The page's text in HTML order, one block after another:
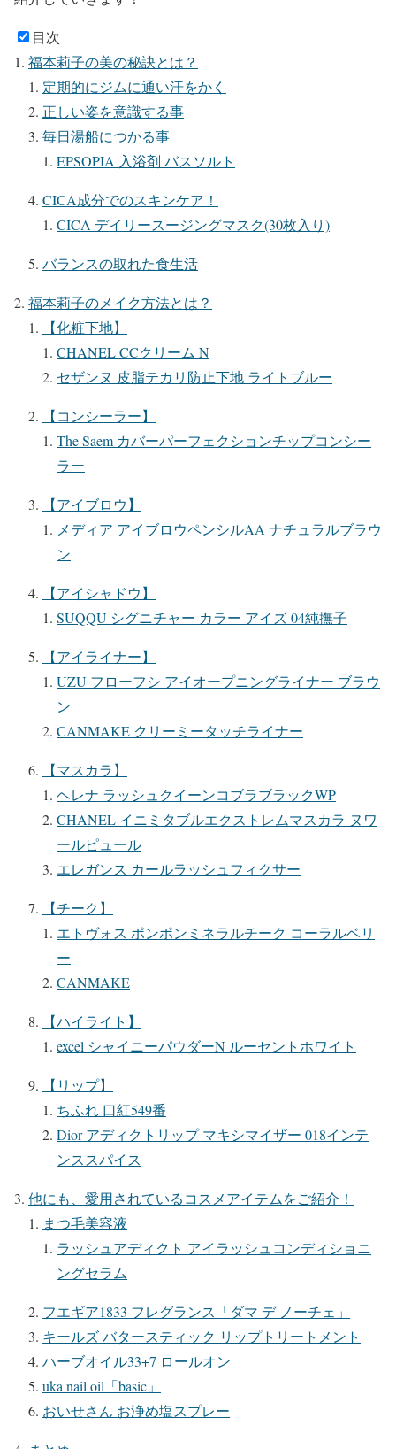
目次
福本莉子の美の秘訣とは？
定期的にジムに通い汗をかく
正しい姿を意識する事
毎日湯船につかる事
EPSOPIA 入浴剤 バスソルト
CICA成分でのスキンケア！
CICA デイリースージングマスク(30枚入り)
バランスの取れた食生活
福本莉子のメイク方法とは？
【化粧下地】
CHANEL CCクリーム N
セザンヌ 皮脂テカリ防止下地 ライトブルー
【コンシーラー】
The Saem カバーパーフェクションチップコンシー
ラー
【アイブロウ】
メディア アイブロウペンシルAA ナチュラルブラウ
ン
【アイシャドウ】
SUQQU シグニチャー カラー アイズ 04純撫子
【アイライナー】
UZU フローフシ アイオープニングライナー ブラウ
ン
CANMAKE クリーミータッチライナー
【マスカラ】
ヘレナ ラッシュクイーンコブラブラックWP
CHANEL イニミタブルエクストレムマスカラ ヌワ
ールピュール
エレガンス カールラッシュフィクサー
【チーク】
エトヴォス ポンポンミネラルチーク コーラルベリ
ー
CANMAKE
【ハイライト】
excel シャイニーパウダーN ルーセントホワイト
【リップ】
ちふれ 口紅549番
Dior アディクトリップ マキシマイザー 018インテ
ンススパイス
他にも、愛用されているコスメアイテムをご紹介！
まつ毛美容液
ラッシュアディクト アイラッシュコンディショニ
ングセラム
フエギア1833 フレグランス「ダマ デ ノーチェ」
キールズ バタースティック リップトリートメント
ハーブオイル33+7 ロールオン
uka nail oil「basic」
おいせさん お浄め塩スプレー